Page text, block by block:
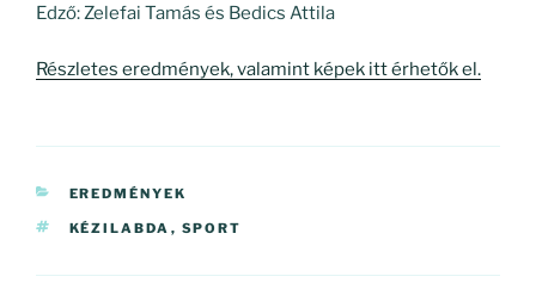
Edző: Zelefai Tamás és Bedics Attila
Részletes eredmények, valamint képek itt érhetők el.
KATEGÓRIÁK
EREDMÉNYEK
CÍMKÉK
KÉZILABDA , SPORT